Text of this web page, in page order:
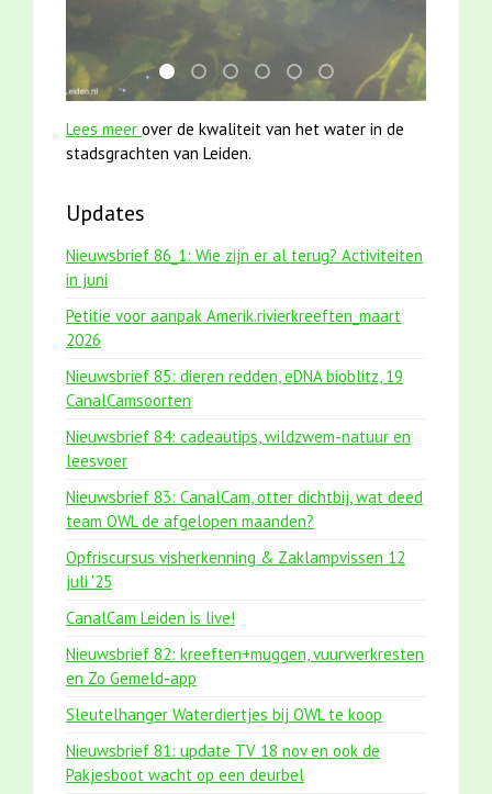
mei2021 watervogelmethode fuut met baars
smoelenboek fifi en karper nieuwsbrief-
mei2021 1 snoekje elly
jun2021 28 brasem en
jun2021 zaklv 5 snoekje
karper met
Lees meer over de kwaliteit van het water in de
stadsgrachten van Leiden.
Updates
Nieuwsbrief 86_1: Wie zijn er al terug? Activiteiten
in juni
Petitie voor aanpak Amerik.rivierkreeften_maart
2026
Nieuwsbrief 85: dieren redden, eDNA bioblitz, 19
CanalCamsoorten
Nieuwsbrief 84: cadeautips, wildzwem-natuur en
leesvoer
Nieuwsbrief 83: CanalCam, otter dichtbij, wat deed
team OWL de afgelopen maanden?
Opfriscursus visherkenning & Zaklampvissen 12
juli '25
CanalCam Leiden is live!
Nieuwsbrief 82: kreeften+muggen, vuurwerkresten
en Zo Gemeld-app
Sleutelhanger Waterdiertjes bij OWL te koop
Nieuwsbrief 81: update TV 18 nov en ook de
Pakjesboot wacht op een deurbel